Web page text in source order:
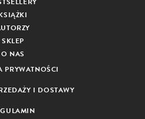
SKLEP
O NAS
PRYWATNOŚCI
I DOSTAWY